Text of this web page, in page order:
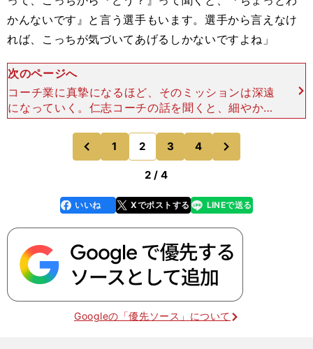
かんないです』と言う選手もいます。選手から言えなけ
れば、こっちが気づいてあげるしかないですよね」
次のページへ
コーチ業に真摯になるほど、そのミッションは深遠
になっていく。仁志コーチの話を聞くと、細やかな
仕事ぶりを想像できるだろう。 具体的にバッティ
ングはどう指導するのだろうか。たとえば、今季の
春季キャンプで
前
のページへ
1 2 3 4
のページへ
2 / 4
faceboo
k
いいね Xでポストする
line LINEで送る
Googleの「優先ソース」について